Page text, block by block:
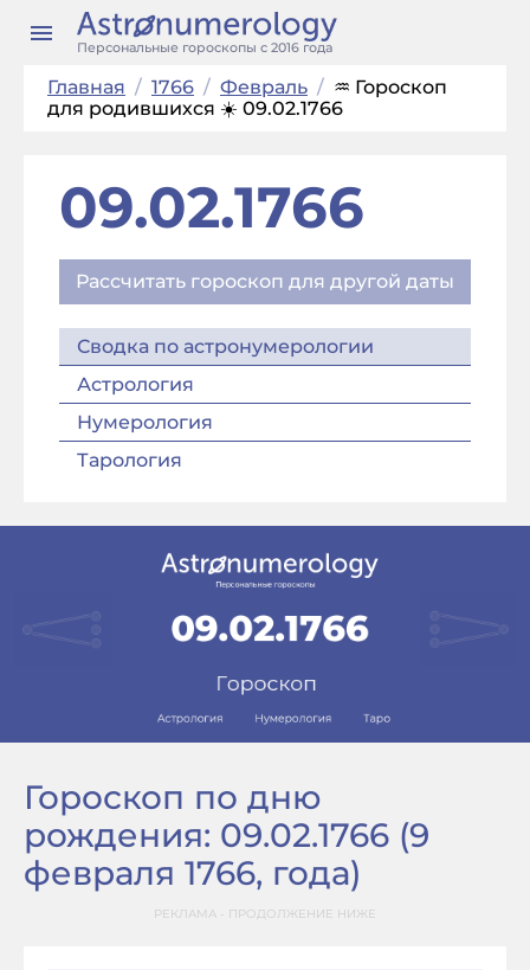
Персональные гороскопы с 2016 года
Главная / 1766 / Февраль / ♒ Гороскоп
для родившихся ☀️ 09.02.1766
09.02.1766
Рассчитать гороскоп для другой даты
Сводка по астронумерологии
Астрология
Нумерология
Тарология
Гороскоп по дню
рождения: 09.02.1766 (9
февраля 1766, года)
РЕКЛАМА - ПРОДОЛЖЕНИЕ НИЖЕ